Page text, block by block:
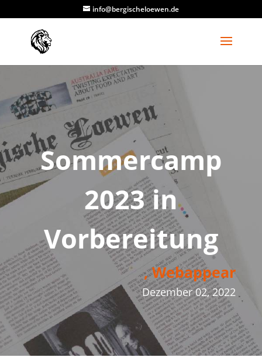
info@bergischeloewen.de
Sommercamp
2023 in
Vorbereitung
, Webappear
Dezember 02, 2022